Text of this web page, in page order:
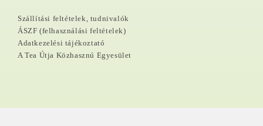
Szállítási feltételek, tudnivalók
ÁSZF (felhasználási feltételek)
Adatkezelési tájékoztató
A Tea Útja Közhasznú Egyesület